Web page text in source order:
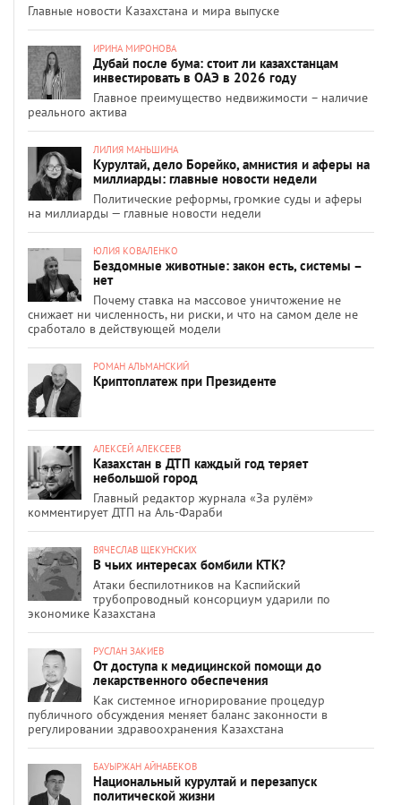
Главные новости Казахстана и мира выпуске
ИРИНА МИРОНОВА
Дубай после бума: стоит ли казахстанцам
инвестировать в ОАЭ в 2026 году
Главное преимущество недвижимости – наличие
реального актива
ЛИЛИЯ МАНЬШИНА
Курултай, дело Борейко, амнистия и аферы на
миллиарды: главные новости недели
Политические реформы, громкие суды и аферы
на миллиарды — главные новости недели
ЮЛИЯ КОВАЛЕНКО
Бездомные животные: закон есть, системы –
нет
Почему ставка на массовое уничтожение не
снижает ни численность, ни риски, и что на самом деле не
сработало в действующей модели
РОМАН АЛЬМАНСКИЙ
Криптоплатеж при Президенте
АЛЕКСЕЙ АЛЕКСЕЕВ
Казахстан в ДТП каждый год теряет
небольшой город
Главный редактор журнала «За рулём»
комментирует ДТП на Аль-Фараби
ВЯЧЕСЛАВ ЩЕКУНСКИХ
В чьих интересах бомбили КТК?
Атаки беспилотников на Каспийский
трубопроводный консорциум ударили по
экономике Казахстана
РУСЛАН ЗАКИЕВ
От доступа к медицинской помощи до
лекарственного обеспечения
Как системное игнорирование процедур
публичного обсуждения меняет баланс законности в
регулировании здравоохранения Казахстана
БАУЫРЖАН АЙНАБЕКОВ
Национальный курултай и перезапуск
политической жизни